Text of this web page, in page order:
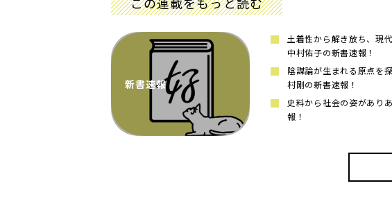
新書速報
土着性から解き放ち、
中村佑子の新書速報！
陰謀論が生まれる原点を
村剛の新書速報！
史料から社会の姿があり
報！